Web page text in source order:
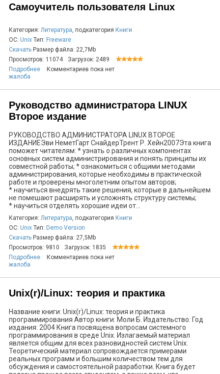
Самоучитель пользователя Linux
Категория: Литература, подкатегория Книги
ОС: Unix Тип: Freeware
Скачать Размер файла: 22,7Mb
Просмотров: 11074
Загрузок: 2489
Подробнее
Комментариев пока нет
жалоба
Руководство администратора LINUX
Второе издание
РУКОВОДСТВО АДМИНИСТРАТОРА LINUX ВТОРОЕ
ИЗДАНИЕЭви НеметГарт СнайдерТрент Р. Хейн2007Эта книга
поможет читателям: * узнать о различных компонентах
основных систем администрирования и понять принципы их
совместной работы; * ознакомиться с общими методами
администрирования, которые необходимы в практической
работе и проверены многолетним опытом авторов;
* научиться внедрять такие решения, которые в дальнейшем
не помешают расширять и усложнять структуру системы;
* научиться отделять хорошие идеи от...
Категория: Литература, подкатегория Книги
ОС: Unix Тип: Demo Version
Скачать Размер файла: 27,5Mb
Просмотров: 9810
Загрузок: 1835
Подробнее
Комментариев пока нет
жалоба
Unix(r)/Linux: теория и практика
Название книги: Unix(r)/Linux: теория и практика
программирования Автор книги: Моли Б. Издательство: Год
издания: 2004 Книга посвящена вопросам системного
программирования в среде Unix. Излагаемый материал
является общим для всех разновидностей систем Unix.
Теоретический материал сопровождается примерами
реальных программ и большим количеством тем для
обсуждения и самостоятельной разработки. Книга будет